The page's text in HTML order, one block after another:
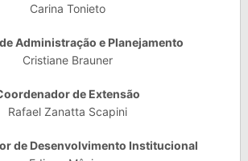
Carina Tonieto
Administração e Planejamento
Cristiane Brauner
de Extensão
Rafael Zanatta Scapini
de Desenvolvimento Institucional